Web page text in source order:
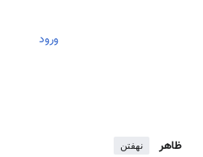
ورود
ظاهر نهفتن